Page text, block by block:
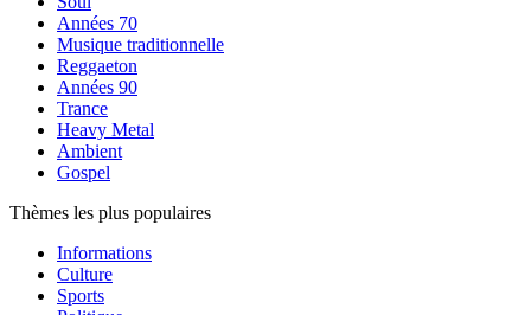
Années 70
Musique traditionnelle
Reggaeton
Années 90
Trance
Heavy Metal
Ambient
Gospel
Thèmes les plus populaires
Informations
Culture
Sports